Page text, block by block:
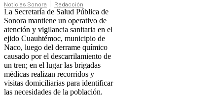
Noticias Sonora Redacción
La Secretaría de Salud Pública de
Sonora mantiene un operativo de
atención y vigilancia sanitaria en el
ejido Cuauhtémoc, municipio de
Naco, luego del derrame químico
causado por el descarrilamiento de
un tren; en el lugar las brigadas
médicas realizan recorridos y
visitas domiciliarias para identificar
las necesidades de la población.